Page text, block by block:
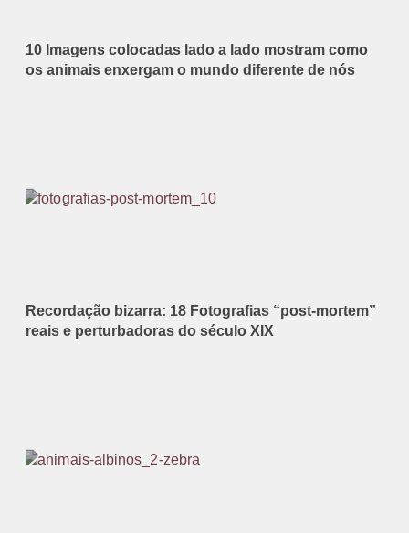
10 Imagens colocadas lado a lado mostram como
os animais enxergam o mundo diferente de nós
Recordação bizarra: 18 Fotografias “post-mortem”
reais e perturbadoras do século XIX